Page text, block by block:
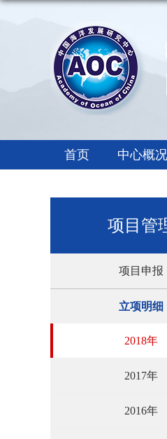
首页 中心概况
项目管
项目申报
立项明细
2018年
2017年
2016年